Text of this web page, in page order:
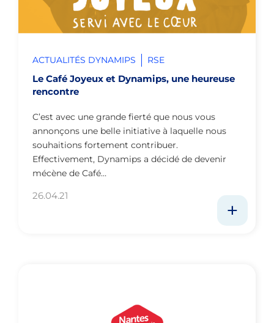
ACTUALITÉS DYNAMIPS RSE
Le Café Joyeux et Dynamips, une heureuse
rencontre
C’est avec une grande fierté que nous vous
annonçons une belle initiative à laquelle nous
souhaitions fortement contribuer.
Effectivement, Dynamips a décidé de devenir
mécène de Café…
26.04.21